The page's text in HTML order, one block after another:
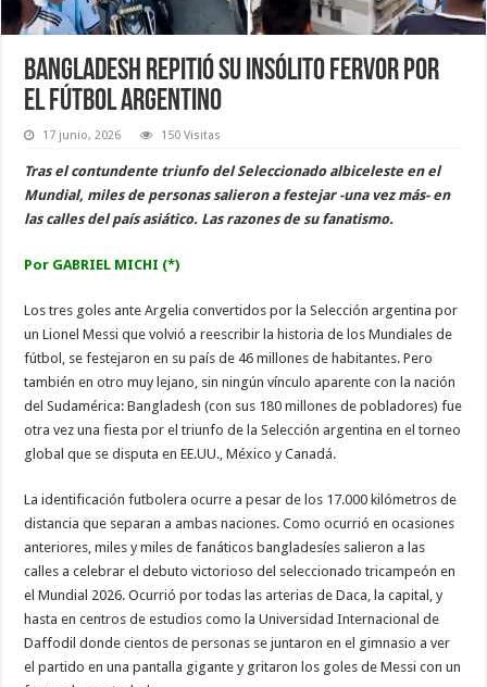
Bangladesh repitió su insólito fervor por
el fútbol argentino
17 junio, 2026 150 Visitas
Tras el contundente triunfo del Seleccionado albiceleste en el
Mundial, miles de personas salieron a festejar -una vez más- en
las calles del país asiático. Las razones de su fanatismo.
Por GABRIEL MICHI (*)
Los tres goles ante Argelia convertidos por la Selección argentina por
un Lionel Messi que volvió a reescribir la historia de los Mundiales de
fútbol, se festejaron en su país de 46 millones de habitantes. Pero
también en otro muy lejano, sin ningún vínculo aparente con la nación
del Sudamérica: Bangladesh (con sus 180 millones de pobladores) fue
otra vez una fiesta por el triunfo de la Selección argentina en el torneo
global que se disputa en EE.UU., México y Canadá.
La identificación futbolera ocurre a pesar de los 17.000 kilómetros de
distancia que separan a ambas naciones. Como ocurrió en ocasiones
anteriores, miles y miles de fanáticos bangladesíes salieron a las
calles a celebrar el debuto victorioso del seleccionado tricampeón en
el Mundial 2026. Ocurrió por todas las arterias de Daca, la capital, y
hasta en centros de estudios como la Universidad Internacional de
Daffodil donde cientos de personas se juntaron en el gimnasio a ver
el partido en una pantalla gigante y gritaron los goles de Messi con un